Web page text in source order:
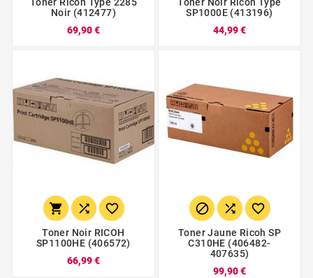
Noir (412477)
69,90 €
SP1000E (413196)
44,99 €
  
Toner Noir RICOH
SP1100HE (406572)
66,99 €
  
Toner Jaune Ricoh SP
C310HE (406482-
407635)
99,90 €